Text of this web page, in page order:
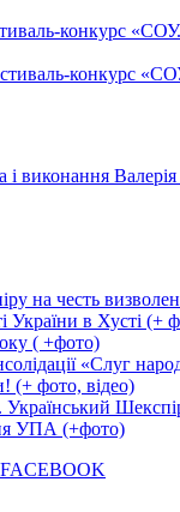
конкурс «СОУ.
конкурс «СОУ.
виконання Валерія
на честь
України в Хусті (+
( +фото)
«Слуг
фото, відео)
УПА (+фото)